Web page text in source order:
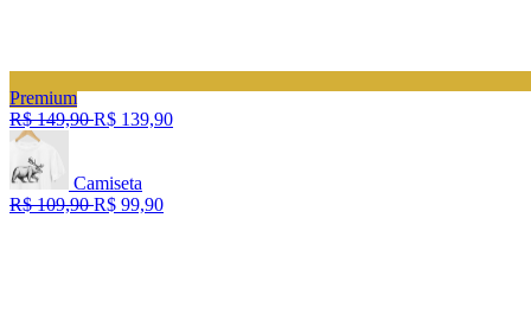
Premium
R$ 149,90 R$ 139,90
Camiseta
R$ 109,90 R$ 99,90